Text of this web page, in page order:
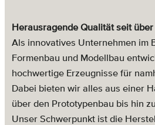
Herausragende Qualität seit
Als innovatives Unternehmen im
Formenbau und Modellbau
hochwertige Erzeugnisse für
Dabei bieten wir alles aus einer
über den Prototypenbau bis hin
Unser Schwerpunkt ist die